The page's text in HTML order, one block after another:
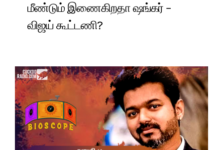
மீண்டும் இணைகிறதா ஷங்கர் –
விஜய் கூட்டணி?